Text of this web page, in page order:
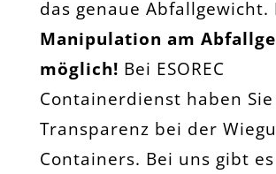
das genaue Abfallgewicht.
Manipulation am
möglich! Bei ESOREC
Containerdienst haben
Transparenz bei der
Containers. Bei uns gibt